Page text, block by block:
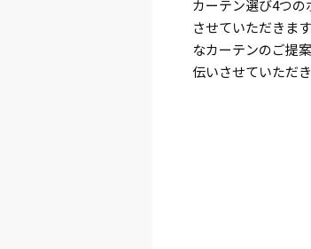
カーテン選び4つ
させていただきま
なカーテンのご提
伝いさせていただき